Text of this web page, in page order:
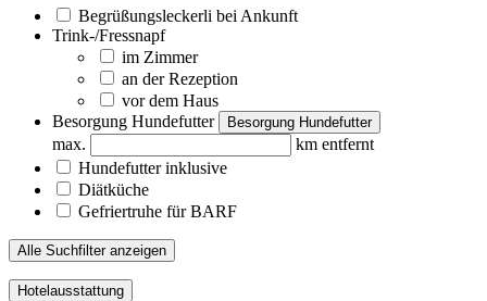
Begrüßungsleckerli bei Ankunft
Trink-/Fressnapf
im Zimmer
an der Rezeption
vor dem Haus
Besorgung Hundefutter
Besorgung Hundefutter
max.
km entfernt
Hundefutter inklusive
Diätküche
Gefriertruhe für BARF
Alle Suchfilter anzeigen
Hotelausstattung